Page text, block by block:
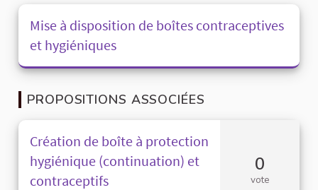
Mise à disposition de boîtes contraceptives
et hygiéniques
PROPOSITIONS ASSOCIÉES
Création de boîte à protection
hygiénique (continuation) et
contraceptifs
0
vote